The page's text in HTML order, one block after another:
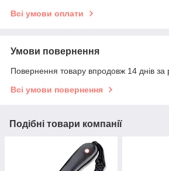
Всі умови оплати
Умови повернення
Повернення товару впродовж 14 днів за
Всі умови повернення
Подібні товари компанії